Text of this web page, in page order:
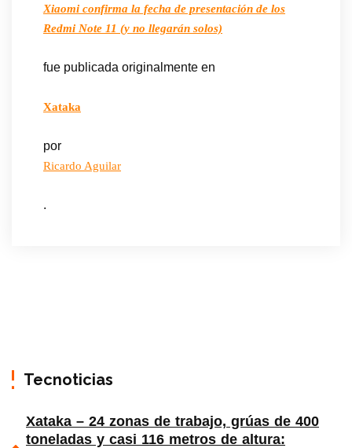
Xiaomi confirma la fecha de presentación de los
Redmi Note 11 (y no llegarán solos)
fue publicada originalmente en
Xataka
por
Ricardo Aguilar
.
Tecnoticias
Xataka – 24 zonas de trabajo, grúas de 400
toneladas y casi 116 metros de altura: